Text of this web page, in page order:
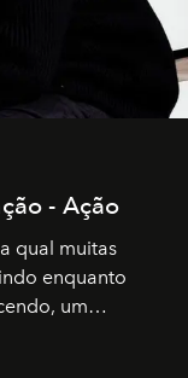
- Ação
qual muitas
enquanto
um
para muitos